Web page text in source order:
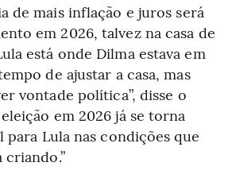
de mais inflação e juros será
em 2026, talvez na casa de
está onde Dilma estava em
de ajustar a casa, mas
vontade política”, disse o
em 2026 já se torna
Lula nas condições que
criando.”